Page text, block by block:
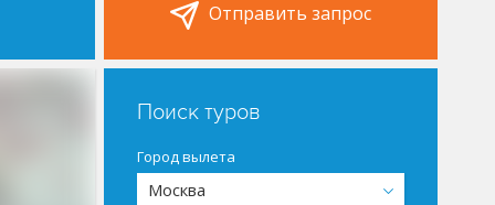
Отправить запрос
Поиск туров
Город вылета
Москва